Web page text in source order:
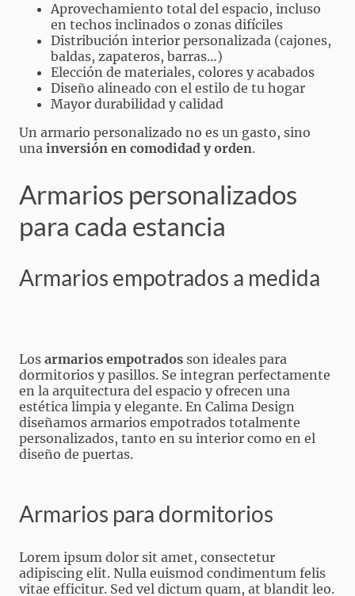
Aprovechamiento total del espacio, incluso
en techos inclinados o zonas difíciles
Distribución interior personalizada (cajones,
baldas, zapateros, barras…)
Elección de materiales, colores y acabados
Diseño alineado con el estilo de tu hogar
Mayor durabilidad y calidad
Un armario personalizado no es un gasto, sino
una inversión en comodidad y orden.
Armarios personalizados
para cada estancia
Armarios empotrados a medida
Los armarios empotrados son ideales para
dormitorios y pasillos. Se integran perfectamente
en la arquitectura del espacio y ofrecen una
estética limpia y elegante. En Calima Design
diseñamos armarios empotrados totalmente
personalizados, tanto en su interior como en el
diseño de puertas.
Armarios para dormitorios
Lorem ipsum dolor sit amet, consectetur
adipiscing elit. Nulla euismod condimentum felis
vitae efficitur. Sed vel dictum quam, at blandit leo.